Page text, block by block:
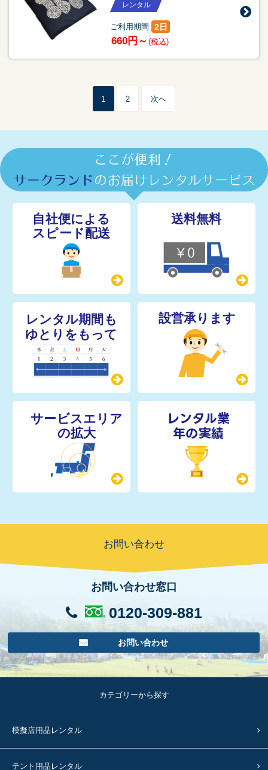
レンタル
ご利用期間 2日
660円～ (税込)
1 2 次へ
レンタル業
年の実績
お問い合わせ
お問い合わせ窓口
0120-309-881
お問い合わせ
カテゴリーから探す
模擬店用品レンタル
テント用品レンタル